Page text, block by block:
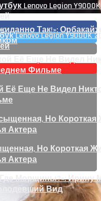
Так!»:
Её Еще Не Видел
Но Короткая
Актера
Lenovo Legion